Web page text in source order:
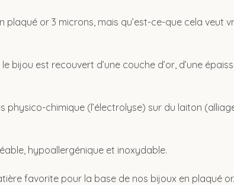
plaqué or 3 microns, mais qu’est-ce-que cela veut
bijou est recouvert d’une couche d’or, d’une
physico-chimique (l’électrolyse) sur du laiton
hypoallergénique et inoxydable.
favorite pour la base de nos bijoux en plaqué or.